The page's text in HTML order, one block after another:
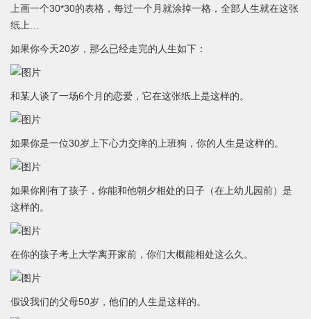
上画一个30*30的表格，每过一个月就涂掉一格，全部人生就在这张
纸上…
如果你今天20岁，那么已经走完的人生如下：
和某人谈了一场6个月的恋爱，它在这张纸上是这样的。
如果你是一位30岁上下心力交瘁的上班狗，你的人生是这样的。
如果你刚有了孩子，你能和他朝夕相处的日子（在上幼儿园前）是
这样的。
在你的孩子考上大学离开家前，你们大概能相处这么久。
假设我们的父母50岁，他们的人生是这样的。